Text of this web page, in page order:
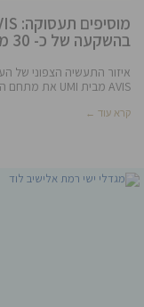
בהשקעה של כ- 30 מיליון ₪
איזור התעשיה הצפוני של
AVIS מבית UMI את מתחם הדגל שלה –
קרא עוד ←